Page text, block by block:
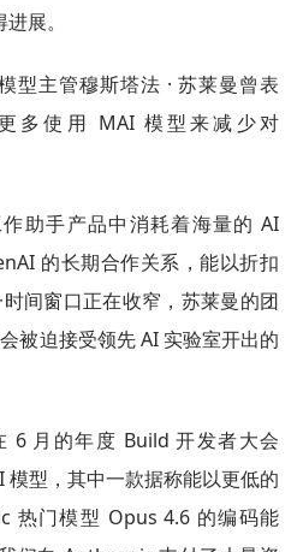
展。
型主管穆斯塔法 · 苏莱曼曾表
多使用 MAI 模型来减少对
助手产品中消耗着海量的 AI
的长期合作关系，能以折扣
间窗口正在收窄，苏莱曼的团
被迫接受领先 AI 实验室开出的
6 月的年度 Build 开发者大会
模型，其中一款据称能以更低的
热门模型 Opus 4.6 的编码能